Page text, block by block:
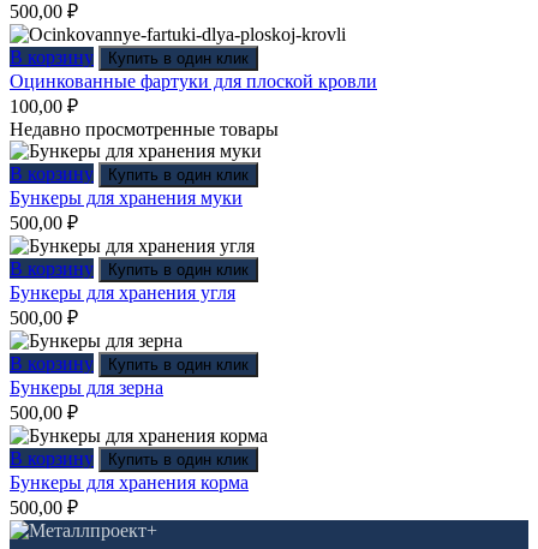
500,00 ₽
В корзину Купить в один клик
Оцинкованные фартуки для плоской кровли
100,00 ₽
Недавно просмотренные товары
В корзину Купить в один клик
Бункеры для хранения муки
500,00 ₽
В корзину Купить в один клик
Бункеры для хранения угля
500,00 ₽
В корзину Купить в один клик
Бункеры для зерна
500,00 ₽
В корзину Купить в один клик
Бункеры для хранения корма
500,00 ₽